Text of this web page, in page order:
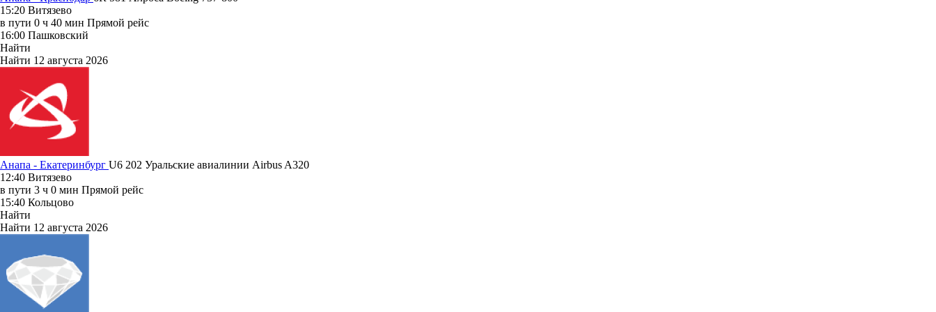
15:20 Витязево
в пути 0 ч 40 мин Прямой рейс
16:00 Пашковский
Найти
Найти 12 августа 2026
Анапа - Екатеринбург U6 202 Уральские авиалинии Airbus A320
12:40 Витязево
в пути 3 ч 0 мин Прямой рейс
15:40 Кольцово
Найти
Найти 12 августа 2026